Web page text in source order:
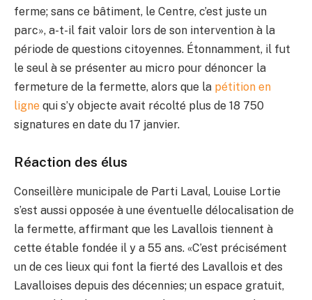
ferme; sans ce bâtiment, le Centre, c’est juste un
parc», a-t-il fait valoir lors de son intervention à la
période de questions citoyennes. Étonnamment, il fut
le seul à se présenter au micro pour dénoncer la
fermeture de la fermette, alors que la pétition en
ligne qui s’y objecte avait récolté plus de 18 750
signatures en date du 17 janvier.
Réaction des élus
Conseillère municipale de Parti Laval, Louise Lortie
s’est aussi opposée à une éventuelle délocalisation de
la fermette, affirmant que les Lavallois tiennent à
cette étable fondée il y a 55 ans. «C’est précisément
un de ces lieux qui font la fierté des Lavallois et des
Lavalloises depuis des décennies; un espace gratuit,